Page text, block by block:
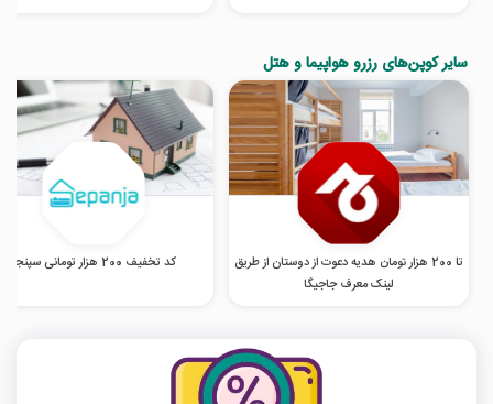
سایر کوپن‌های رزرو هواپیما و هتل
تا 200 هزار تومان هدیه دعوت از دوستان از طریق
لینک معرف جاجیگا
کد تخفیف 200 هزار تومانی سپنجا